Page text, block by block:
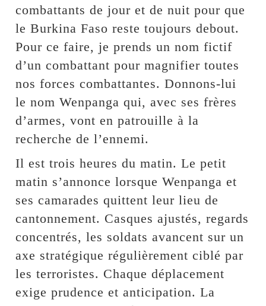
combattants de jour et de nuit pour que
le Burkina Faso reste toujours debout.
Pour ce faire, je prends un nom fictif
d’un combattant pour magnifier toutes
nos forces combattantes. Donnons-lui
le nom Wenpanga qui, avec ses frères
d’armes, vont en patrouille à la
recherche de l’ennemi.
Il est trois heures du matin. Le petit
matin s’annonce lorsque Wenpanga et
ses camarades quittent leur lieu de
cantonnement. Casques ajustés, regards
concentrés, les soldats avancent sur un
axe stratégique régulièrement ciblé par
les terroristes. Chaque déplacement
exige prudence et anticipation. La